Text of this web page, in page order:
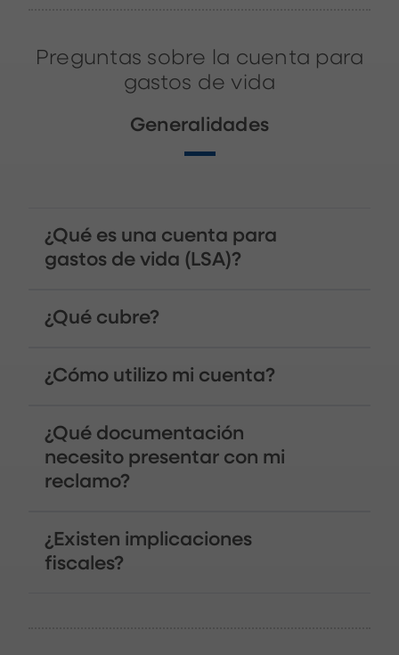
Preguntas sobre la cuenta para
gastos de vida
Generalidades
¿Qué es una cuenta para
gastos de vida (LSA)?
¿Qué cubre?
¿Cómo utilizo mi cuenta?
¿Qué documentación
necesito presentar con mi
reclamo?
¿Existen implicaciones
fiscales?